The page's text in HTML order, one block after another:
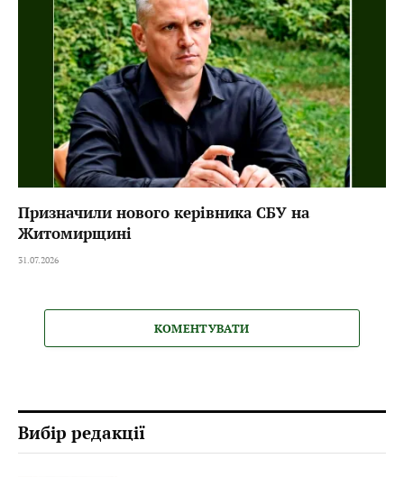
Призначили нового керівника СБУ на
Житомирщині
31.07.2026
КОМЕНТУВАТИ
Вибір редакції